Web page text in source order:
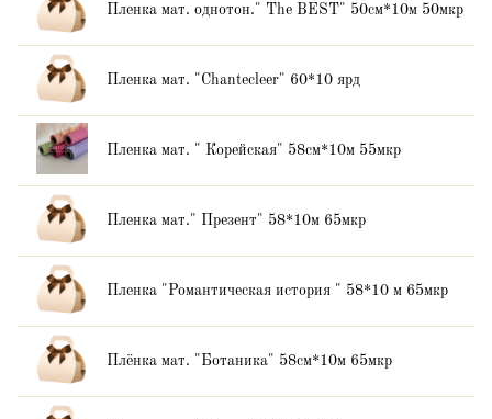
Пленка мат. однотон." The BEST" 50см*10м 50мкр
Пленка мат. "Chantecleer" 60*10 ярд
Пленка мат. " Корейская" 58см*10м 55мкр
Пленка мат." Презент" 58*10м 65мкр
Пленка "Романтическая история " 58*10 м 65мкр
Плёнка мат. "Ботаника" 58см*10м 65мкр